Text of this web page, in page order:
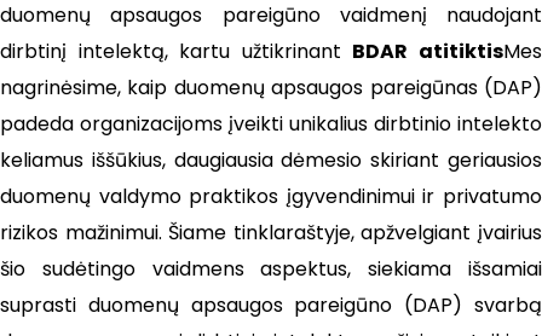
duomenų apsaugos pareigūno vaidmenį naudojant
dirbtinį intelektą, kartu užtikrinant BDAR atitiktisMes
nagrinėsime, kaip duomenų apsaugos pareigūnas (DAP)
padeda organizacijoms įveikti unikalius dirbtinio intelekto
keliamus iššūkius, daugiausia dėmesio skiriant geriausios
duomenų valdymo praktikos įgyvendinimui ir privatumo
rizikos mažinimui. Šiame tinklaraštyje, apžvelgiant įvairius
šio sudėtingo vaidmens aspektus, siekiama išsamiai
suprasti duomenų apsaugos pareigūno (DAP) svarbą